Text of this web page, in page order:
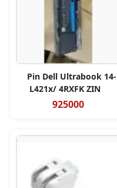
Pin Dell Ultrabook 14-
L421x/ 4RXFK ZIN
925000